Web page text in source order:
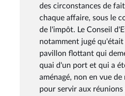
des circonstances de
chaque affaire, sous le
de l'impôt. Le Conseil
notamment jugé qu'était
pavillon flottant qui
quai d'un port et qui a
aménagé, non en vue de
pour servir aux réunions